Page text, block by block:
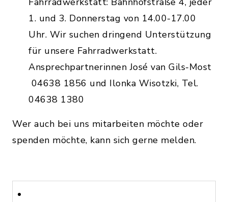
1. und 3. Donnerstag von 14.00-17.00
Uhr. Wir suchen dringend Unterstützung
für unsere Fahrradwerkstatt.
Ansprechpartnerinnen José van Gils-Most
04638 1856 und Ilonka Wisotzki, Tel.
04638 1380
Wer auch bei uns mitarbeiten möchte oder
spenden möchte, kann sich gerne melden.